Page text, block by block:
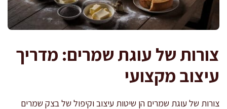
צורות של עוגת שמרים: מדריך
עיצוב מקצועי
צורות של עוגת שמרים הן שיטות עיצוב וקיפול של בצק שמרים